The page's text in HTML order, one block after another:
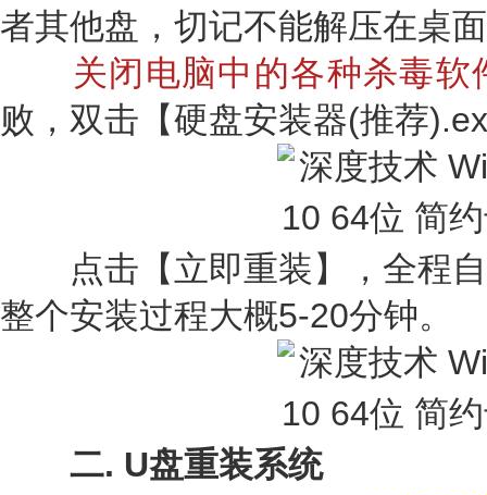
者其他盘，切记不能解压在桌
关闭电脑中的各种杀毒软
败，双击【硬盘安装器(推荐
点击【立即重装】，全程自
整个安装过程大概5-20分钟。
二. U盘重装系统